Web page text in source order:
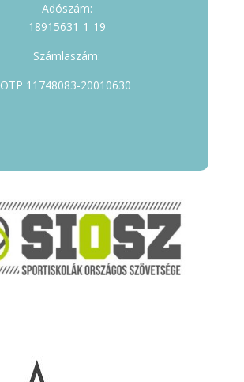
Adószám:
18915631-1-19
Számlaszám:
OTP 11748083-20010630